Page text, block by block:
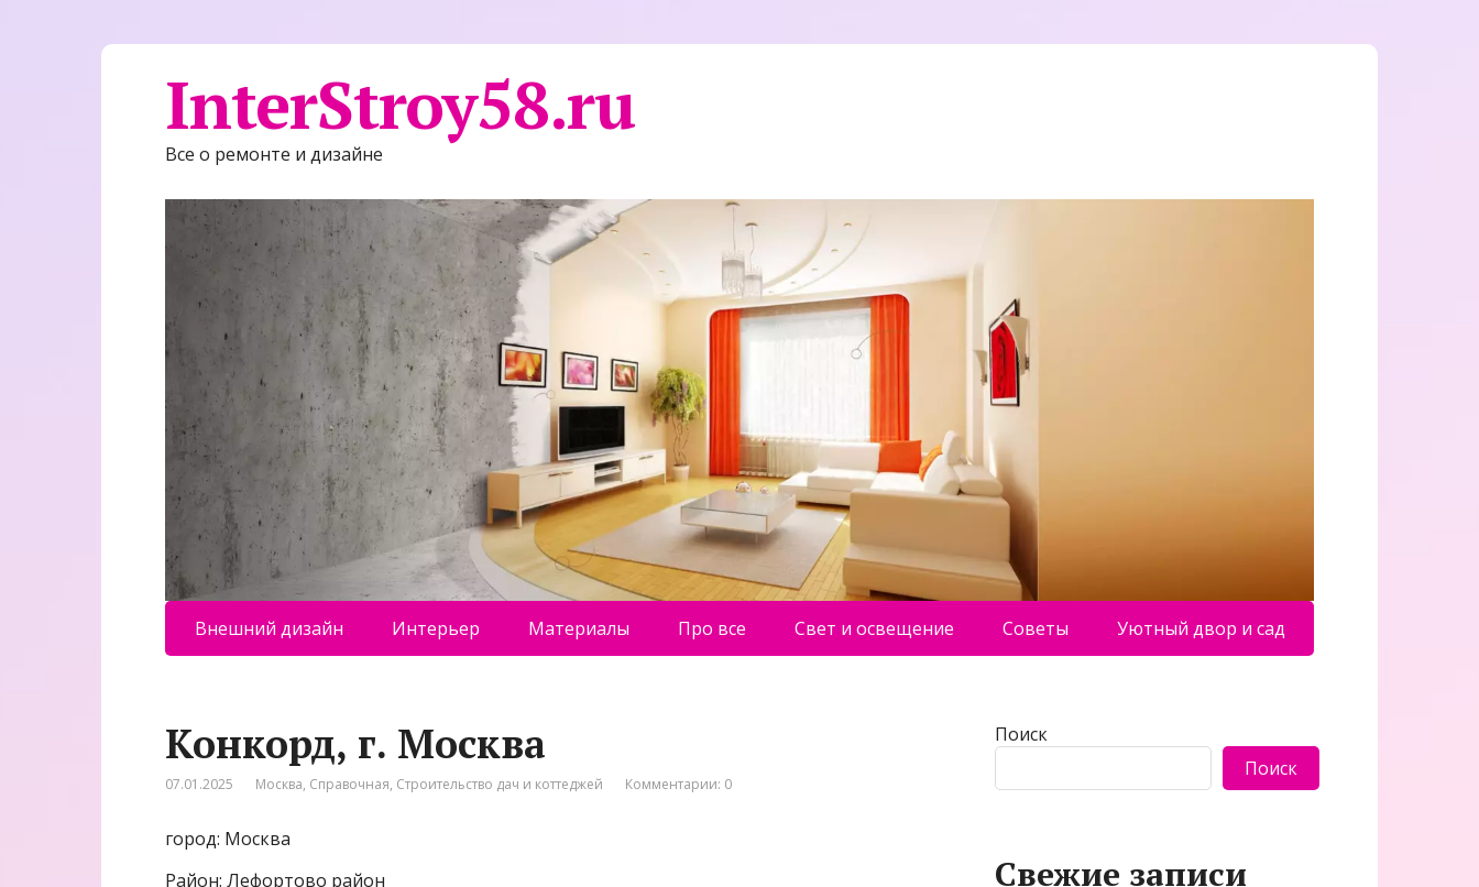
InterStroy58.ru
Все о ремонте и дизайне
Внешний дизайн Интерьер Материалы Про все Свет и освещение Советы Уютный двор и сад
Конкорд, г. Москва
07.01.2025 Москва, Справочная, Строительство дач и коттеджей Комментарии: 0
город: Москва
Район: Лефортово район
Поиск
Поиск
Свежие записи